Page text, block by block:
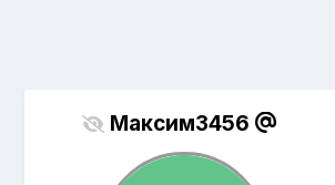
Максим3456